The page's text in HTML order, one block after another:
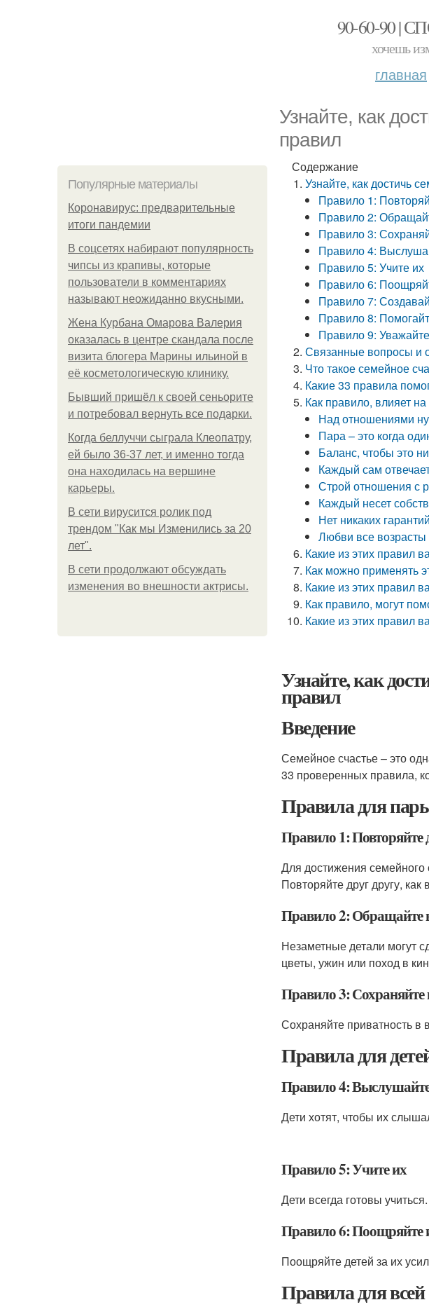
90-60-90 |
хочешь
главная
Узнайте, как
правил
Популярные материалы
Коронавирус: предварительные
итоги пандемии
В соцсетях набирают популярность
чипсы из крапивы, которые
пользователи в комментариях
называют неожиданно вкусными.
Жена Курбана Омарова Валерия
оказалась в центре скандала после
визита блогера Марины ильиной в
её косметологическую клинику.
Бывший пришёл к своей сеньорите
и потребовал вернуть все подарки.
Когда беллуччи сыграла Клеопатру,
ей было 36-37 лет, и именно тогда
она находилась на вершине
карьеры.
В сети вирусится ролик под
трендом "Как мы Изменились за 20
лет".
В сети продолжают обсуждать
изменения во внешности актрисы.
Содержание
Узнайте, как достичь
Правило 1:
Правило 2:
Правило 3:
Правило 4:
Правило 5: Учите их
Правило 6:
Правило 7:
Правило 8:
Правило 9:
Связанные вопросы и
Что такое семейное
Какие 33 правила
Как правило, влияет
Над отношениями
Пара – это когда
Баланс, чтобы это
Каждый сам
Строй отношения с
Каждый несет
Нет никаких гарантий
Любви все
Какие из этих правил
Как можно применять
Какие из этих правил
Как правило, могут
Какие из этих правил
Узнайте, как
правил
Введение
Семейное счастье – это
33 проверенных правила,
Правила для
Правило 1: Повторяйте
Для достижения
Повторяйте друг другу,
Правило 2: Обращайте
Незаметные детали могут
цветы, ужин или поход в
Правило 3: Сохраняйте
Сохраняйте приватность
Правила для
Правило 4:
Дети хотят, чтобы их
Правило 5: Учите их
Дети всегда готовы
Правило 6: Поощряйте
Поощряйте детей за их
Правила для